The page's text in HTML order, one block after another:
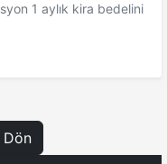
1 aylık kira bedelini
Dön